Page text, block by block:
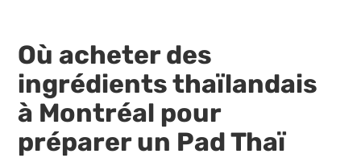
Où acheter des
ingrédients thaïlandais
à Montréal pour
préparer un Pad Thaï